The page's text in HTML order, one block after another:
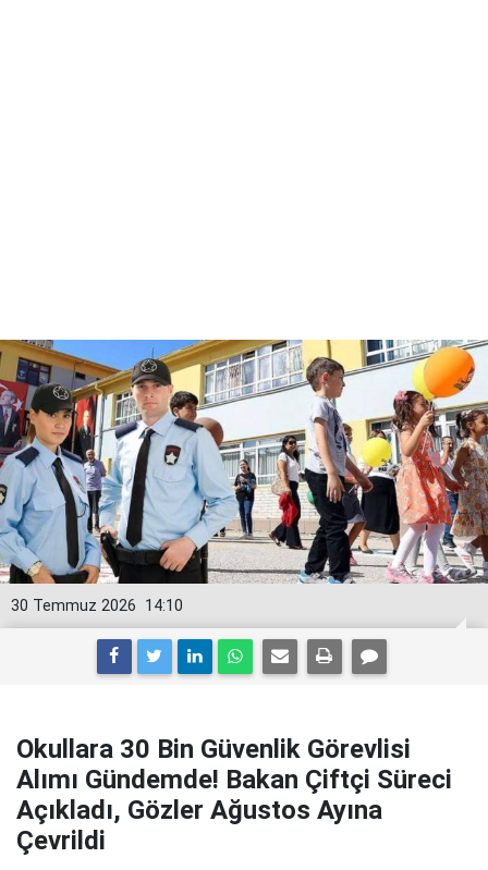
14:10
30 Temmuz 2026
Okullara 30 Bin Güvenlik Görevlisi
Alımı Gündemde! Bakan Çiftçi Süreci
Açıkladı, Gözler Ağustos Ayına
Çevrildi